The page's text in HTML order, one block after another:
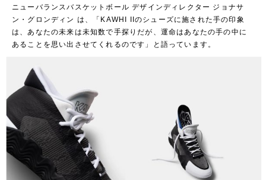
ニューバランスバスケットボール デザインディレクター ジョナサ
ン・グロンディン は、「KAWHI IIのシューズに施された手の印象
は、あなたの未来は未知数で手探りだが、運命はあなたの手の中に
あることを思い出させてくれるのです」と語っています。